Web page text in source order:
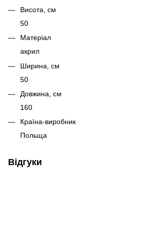
Висота, см
50
Матеріал
акрил
Ширина, см
50
Довжина, см
160
Країна-виробник
Польща
Відгуки